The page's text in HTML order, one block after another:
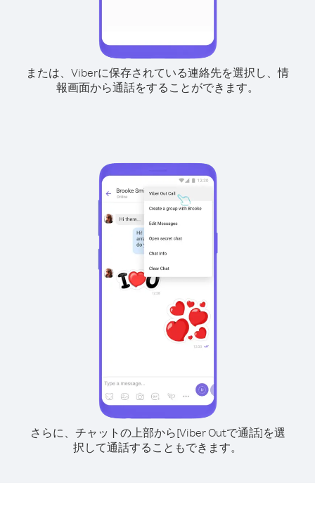
または、Viberに保存されている連絡先を選択し、情
報画面から通話をすることができます。
さらに、チャットの上部から[Viber Outで通話]を選
択して通話することもできます。